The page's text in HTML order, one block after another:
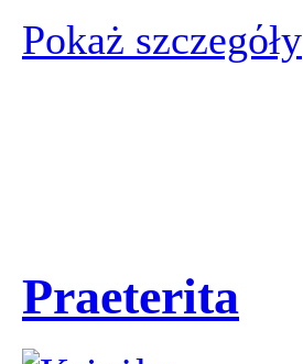
Pokaż szczegόły
Praeterita